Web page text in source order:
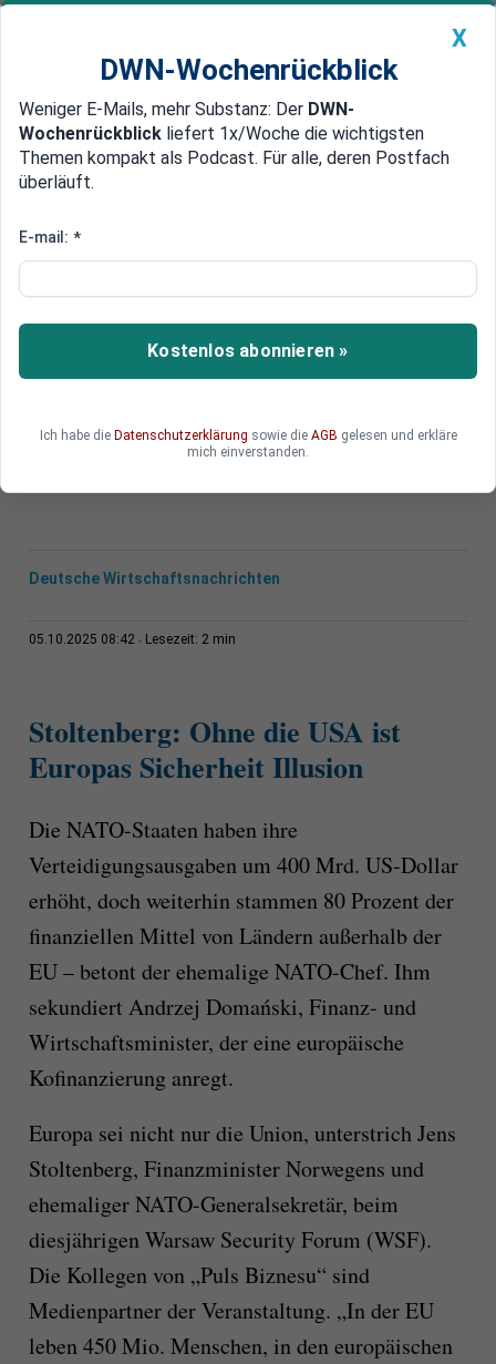
Newsticker MEIN DWN: Geldanlage Premium
Edelmetalle DWN-Magazin China
Jens Stoltenberg: Die EU kann
Die EU redet viel über Verteidigung – doch ohne
NATO bleibt Europa wehrlos. Ex-NATO-Chef Jens
Stoltenberg warnt: 80 Prozent der militärischen
fordert Polens Finanzminister eine gemeinsame
Verschuldung für Rüstungsausgaben – und
Deutsche Wirtschaftsnachrichten
05.10.2025 08:42 Lesezeit: 2 min
Stoltenberg: Ohne die USA ist
Europas Sicherheit Illusion
Die NATO-Staaten haben ihre
Verteidigungsausgaben um 400 Mrd. US-Dollar
erhöht, doch weiterhin stammen 80 Prozent der
finanziellen Mittel von Ländern außerhalb der
EU – betont der ehemalige NATO-Chef. Ihm
sekundiert Andrzej Domański, Finanz- und
Wirtschaftsminister, der eine europäische
Kofinanzierung anregt.
Europa sei nicht nur die Union, unterstrich Jens
Stoltenberg, Finanzminister Norwegens und
ehemaliger NATO-Generalsekretär, beim
diesjährigen Warsaw Security Forum (WSF).
Die Kollegen von „Puls Biznesu“ sind
Medienpartner der Veranstaltung. „In der EU
leben 450 Mio. Menschen, in den europäischen
X
DWN-Wochenrückblick
Weniger E-Mails, mehr Substanz: Der DWN-
Wochenrückblick liefert 1x/Woche die wichtigsten
Themen kompakt als Podcast. Für alle, deren Postfach
überläuft.
E-mail: *
Kostenlos abonnieren »
Ich habe die Datenschutzerklärung sowie die AGB gelesen und erkläre
mich einverstanden.